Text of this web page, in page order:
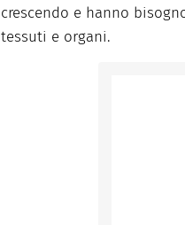
crescendo e hanno
tessuti e organi.